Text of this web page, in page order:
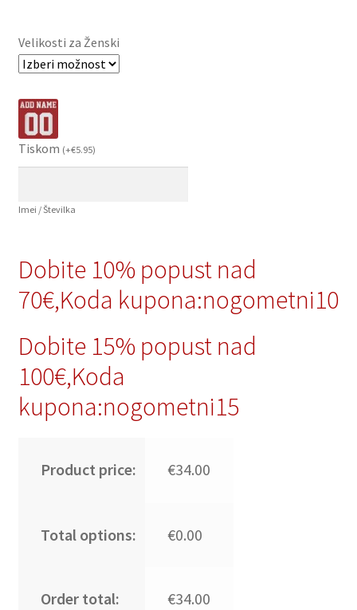
Velikosti za Ženski
Tiskom (+€5.95)
Imei / Številka
Dobite 10% popust nad
70€,Koda kupona:nogometni10
Dobite 15% popust nad
100€,Koda
kupona:nogometni15
Product price: €34.00
Total options: €0.00
Order total: €34.00